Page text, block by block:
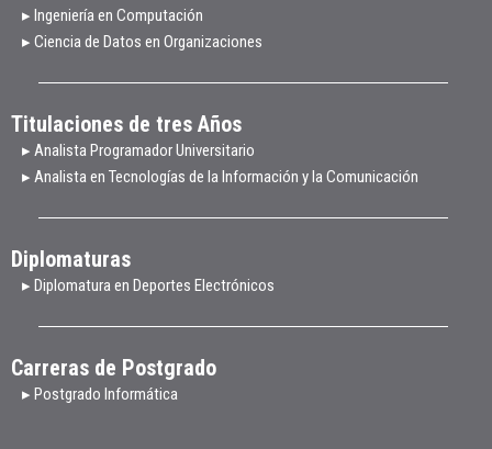
▸ Ingeniería en Computación
▸ Ciencia de Datos en Organizaciones
Titulaciones de tres Años
▸ Analista Programador Universitario
▸ Analista en Tecnologías de la Información y la Comunicación
Diplomaturas
▸ Diplomatura en Deportes Electrónicos
Carreras de Postgrado
▸ Postgrado Informática